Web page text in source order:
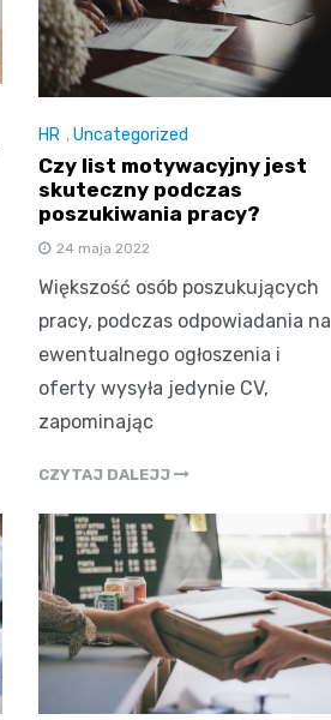
HR ,Uncategorized
Czy list motywacyjny jest
skuteczny podczas
poszukiwania pracy?
24 maja 2022
Większość osób poszukujących
pracy, podczas odpowiadania na
ewentualnego ogłoszenia i
oferty wysyła jedynie CV,
zapominając
CZYTAJ DALEJJ